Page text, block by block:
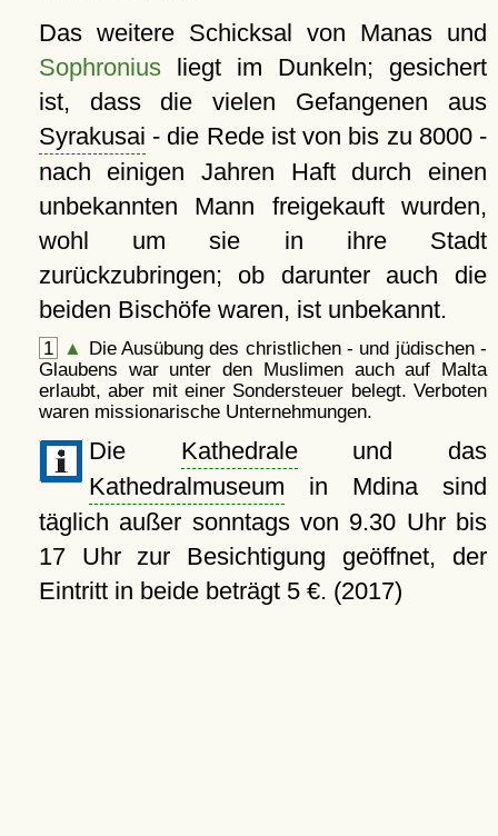
Das weitere Schicksal von Manas und
Sophroniusliegt im Dunkeln; gesichert
ist, dass die vielen Gefangenen aus
Syrakusai - die Rede ist von bis zu 8000 -
nach einigen Jahren Haft durch einen
unbekannten Mann freigekauft wurden,
wohl um sie in ihre Stadt
zurückzubringen; ob darunter auch die
beiden Bischöfe waren, ist unbekannt.
1 ▲
Die Ausübung des christlichen - und jüdischen -
Glaubens war unter den Muslimen auch auf Malta
erlaubt, aber mit einer Sondersteuer belegt. Verboten
waren missionarische Unternehmungen.
Die Kathedraleund das
Kathedralmuseum in Mdina sind
täglich außer sonntags von 9.30 Uhr bis
17 Uhr zur Besichtigung geöffnet, der
Eintritt in beide beträgt 5 €. (2017)